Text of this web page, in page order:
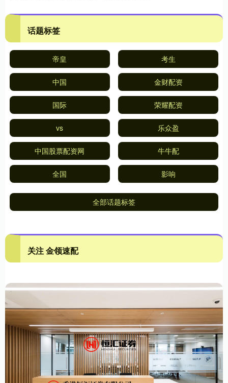
话题标签
帝皇 考生
中国 金财配资
国际 荣耀配资
vs 乐众盈
中国股票配资网 牛牛配
全国 影响
全部话题标签
关注 金领速配